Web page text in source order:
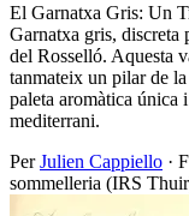
El Garnatxa Gris: Un
Garnatxa gris, discreta
del Rosselló. Aquesta
tanmateix un pilar de
paleta aromàtica única
mediterrani.
Per Julien Cappiello ·
sommelleria (IRS